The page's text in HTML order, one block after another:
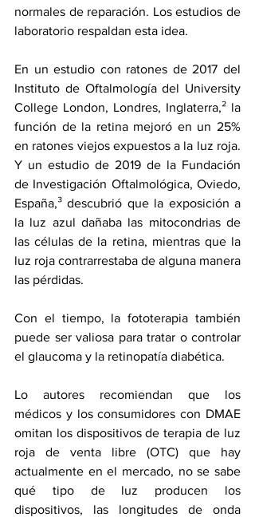
normales de reparación. Los estudios de
laboratorio respaldan esta idea.
En un estudio con ratones de 2017 del
Instituto de Oftalmología del University
College London, Londres, Inglaterra,² la
función de la retina mejoró en un 25%
en ratones viejos expuestos a la luz roja.
Y un estudio de 2019 de la Fundación
de Investigación Oftalmológica, Oviedo,
España,³ descubrió que la exposición a
la luz azul dañaba las mitocondrias de
las células de la retina, mientras que la
luz roja contrarrestaba de alguna manera
las pérdidas.
Con el tiempo, la fototerapia también
puede ser valiosa para tratar o controlar
el glaucoma y la retinopatía diabética.
Lo autores recomiendan que los
médicos y los consumidores con DMAE
omitan los dispositivos de terapia de luz
roja de venta libre (OTC) que hay
actualmente en el mercado, no se sabe
qué tipo de luz producen los
dispositivos, las longitudes de onda